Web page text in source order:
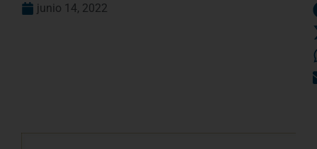
junio 14, 2022